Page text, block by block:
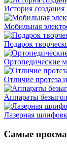
История
Мобильная
Подарок
Ортопедические
Отличие протеза
Аппараты
Лазерная
Самые